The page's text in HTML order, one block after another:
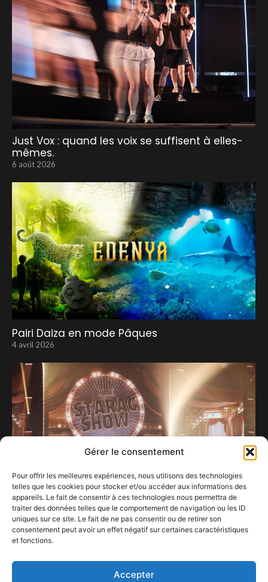
Gérer le consentement
Pour offrir les meilleures expériences, nous utilisons des technologies
telles que les cookies pour stocker et/ou accéder aux informations des
appareils. Le fait de consentir à ces technologies nous permettra de
traiter des données telles que le comportement de navigation ou les ID
uniques sur ce site. Le fait de ne pas consentir ou de retirer son
consentement peut avoir un effet négatif sur certaines caractéristiques
et fonctions.
Accepter
Just Vox : quand les voix se suffisent à elles-
mêmes.
6 août 2026
Pairi Daiza en mode Pâques
4 avril 2026
STAR ACADEMY À FOREST NATIONAL : QUAND LA
29 avril 2026